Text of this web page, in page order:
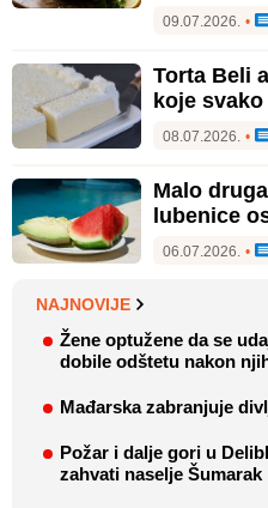
09.07.2026. •
Torta Beli
koje
08.07.2026. •
Malo
lubenice
06.07.2026. •
NAJNOVIJE
Žene optužene da se
dobile odštetu nakon
Mađarska zabranjuje
Požar i dalje gori u
zahvati naselje Šumarak